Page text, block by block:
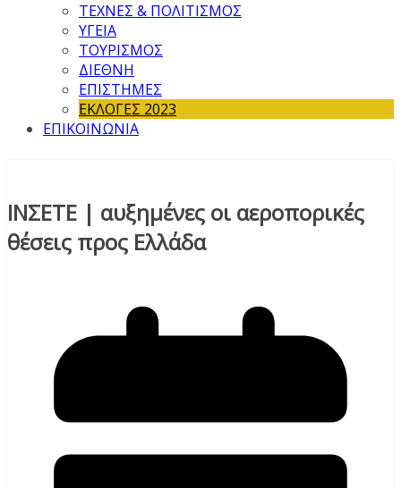
ΤΕΧΝΕΣ & ΠΟΛΙΤΙΣΜΟΣ
ΥΓΕΙΑ
ΤΟΥΡΙΣΜΟΣ
ΔΙΕΘΝΗ
ΕΠΙΣΤΗΜΕΣ
ΕΚΛΟΓΕΣ 2023
ΕΠΙΚΟΙΝΩΝΙΑ
ΙΝΣΕΤΕ | αυξημένες οι αεροπορικές
θέσεις προς Ελλάδα